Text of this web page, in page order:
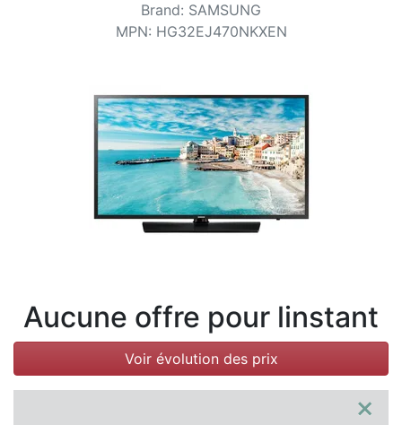
Catégories
Brand: SAMSUNG
MPN: HG32EJ470NKXEN
Aucune offre pour linstant
Voir évolution des prix
×